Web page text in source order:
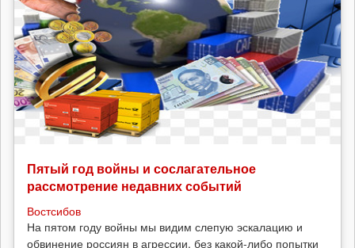
Пятый год войны и сослагательное
рассмотрение недавних событий
Востсибов
На пятом году войны мы видим слепую эскалацию и
обвинение россиян в агрессии, без какой-либо попытки